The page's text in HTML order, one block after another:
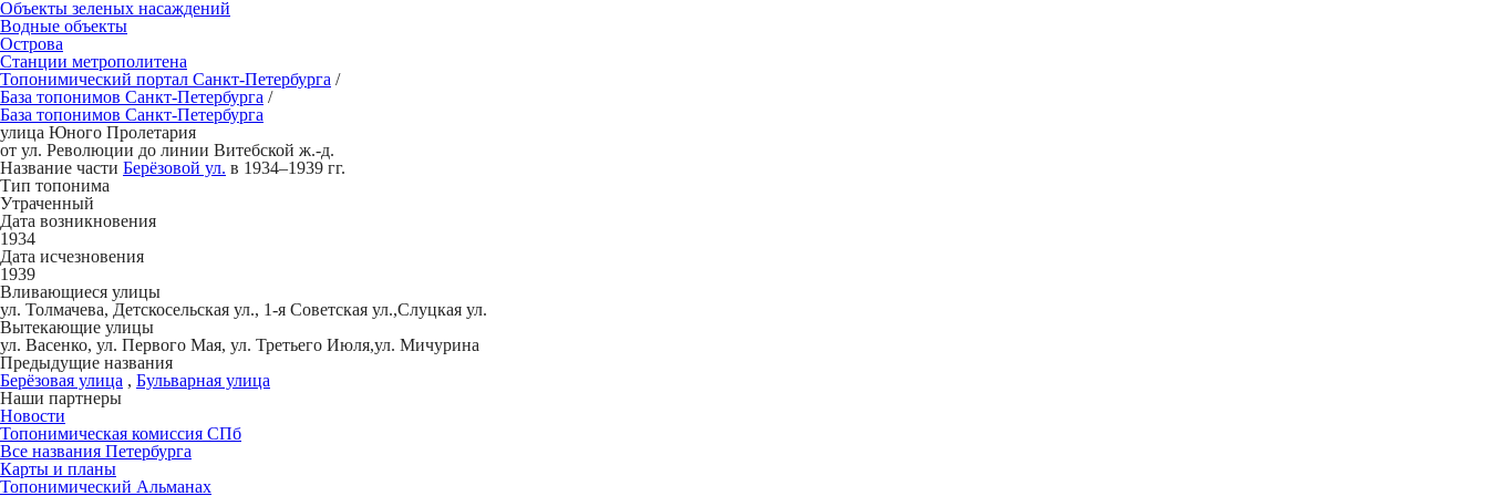
Объекты зеленых насаждений
Водные объекты
Острова
Станции метрополитена
Топонимический портал Санкт-Петербурга /
База топонимов Санкт-Петербурга /
База топонимов Санкт-Петербурга
улица Юного Пролетария
от ул. Революции до линии Витебской ж.-д.
Название части Берёзовой ул. в 1934–1939 гг.
Тип топонима
Утраченный
Дата возникновения
1934
Дата исчезновения
1939
Вливающиеся улицы
ул. Толмачева, Детскосельская ул., 1-я Советская ул.,Слуцкая ул.
Вытекающие улицы
ул. Васенко, ул. Первого Мая, ул. Третьего Июля,ул. Мичурина
Предыдущие названия
Берёзовая улица , Бульварная улица
Наши партнеры
Новости
Топонимическая комиссия СПб
Все названия Петербурга
Карты и планы
Топонимический Альманах